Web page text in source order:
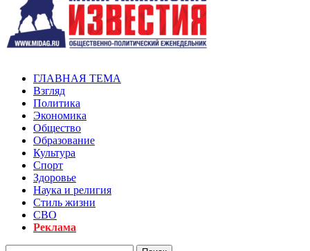
ГЛАВНАЯ ТЕМА
Взгляд
Политика
Экономика
Общество
Образование
Культура
Спорт
Здоровье
Наука и религия
Стиль жизни
СВО
Реклама